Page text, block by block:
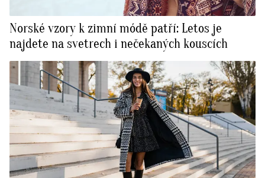
Norské vzory k zimní módě patří: Letos je
najdete na svetrech i nečekaných kouscích